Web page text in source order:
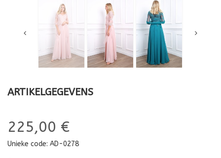
ARTIKELGEGEVENS
225,00 €
Unieke code: AD-0278